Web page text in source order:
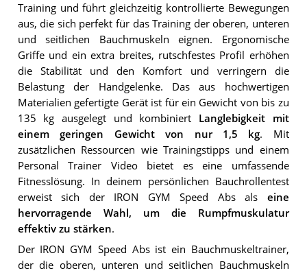
Training und führt gleichzeitig kontrollierte Bewegungen
aus, die sich perfekt für das Training der oberen, unteren
und seitlichen Bauchmuskeln eignen. Ergonomische
Griffe und ein extra breites, rutschfestes Profil erhöhen
die Stabilität und den Komfort und verringern die
Belastung der Handgelenke. Das aus hochwertigen
Materialien gefertigte Gerät ist für ein Gewicht von bis zu
135 kg ausgelegt und kombiniert Langlebigkeit mit
einem geringen Gewicht von nur 1,5 kg. Mit
zusätzlichen Ressourcen wie Trainingstipps und einem
Personal Trainer Video bietet es eine umfassende
Fitnesslösung. In deinem persönlichen Bauchrollentest
erweist sich der IRON GYM Speed Abs als eine
hervorragende Wahl, um die Rumpfmuskulatur
effektiv zu stärken.
Der IRON GYM Speed Abs ist ein Bauchmuskeltrainer,
der die oberen, unteren und seitlichen Bauchmuskeln